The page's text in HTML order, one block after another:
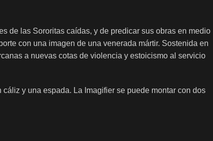
de las Sororitas caídas, y de predicar sus obras en medio
con una imagen de una venerada mártir. Sostenida en
a nuevas cotas de violencia y estoicismo al servicio
y una espada. La Imagifier se puede montar con dos